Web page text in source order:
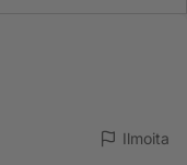
Ilmoita